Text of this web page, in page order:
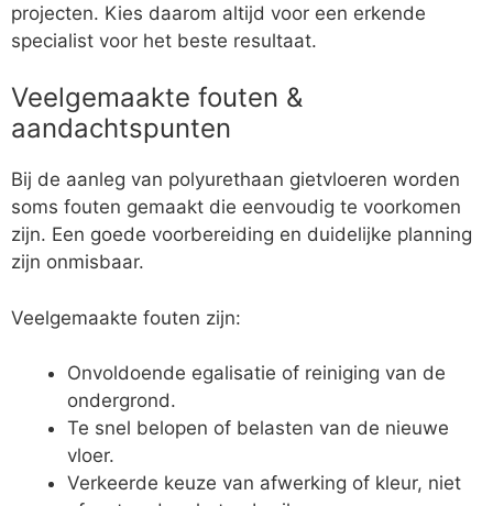
projecten. Kies daarom altijd voor een erkende
specialist voor het beste resultaat.
Veelgemaakte fouten &
aandachtspunten
Bij de aanleg van polyurethaan gietvloeren worden
soms fouten gemaakt die eenvoudig te voorkomen
zijn. Een goede voorbereiding en duidelijke planning
zijn onmisbaar.
Veelgemaakte fouten zijn:
Onvoldoende egalisatie of reiniging van de
ondergrond.
Te snel belopen of belasten van de nieuwe
vloer.
Verkeerde keuze van afwerking of kleur, niet